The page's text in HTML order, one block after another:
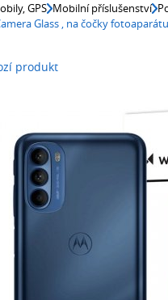
GPS Mobilní příslušenství
Glass , na čočky
produkt